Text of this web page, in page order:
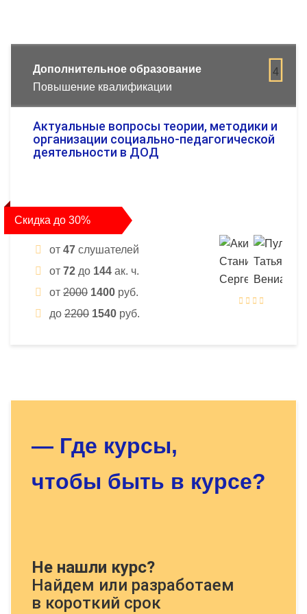
4
Дополнительное образование
Повышение квалификации
Актуальные вопросы теории, методики и
организации социально-педагогической
деятельности в ДОД
Скидка до 30%
от 47 слушателей
от 72 до 144 ак. ч.
от 2000 1400 руб.
до 2200 1540 руб.
— Где курсы,
чтобы быть в курсе?
Не нашли курс?
Найдем или разработаем
в короткий срок
для Вас нужный курс!